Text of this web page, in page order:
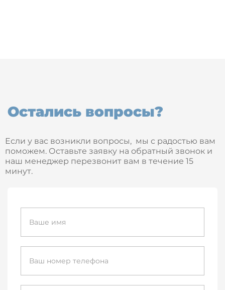
Остались вопросы?
Если у вас возникли вопросы, мы с радостью вам
поможем. Оставьте заявку на обратный звонок и
наш менеджер перезвонит вам в течение 15
минут.